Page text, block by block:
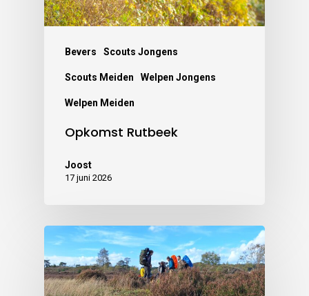
Bevers Scouts Jongens
Scouts Meiden Welpen Jongens
Welpen Meiden
Opkomst Rutbeek
Joost
17 juni 2026